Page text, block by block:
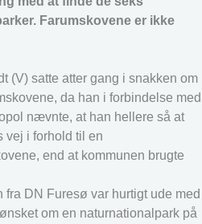
Farumskovene er ikke
(V) satte atter gang i snakken om
da han i forbindelse med
nævnte, at han hellere så at
vej i forhold til en
end at kommunen brugte
DN Furesø var hurtigt ude med
om en naturnationalpark på